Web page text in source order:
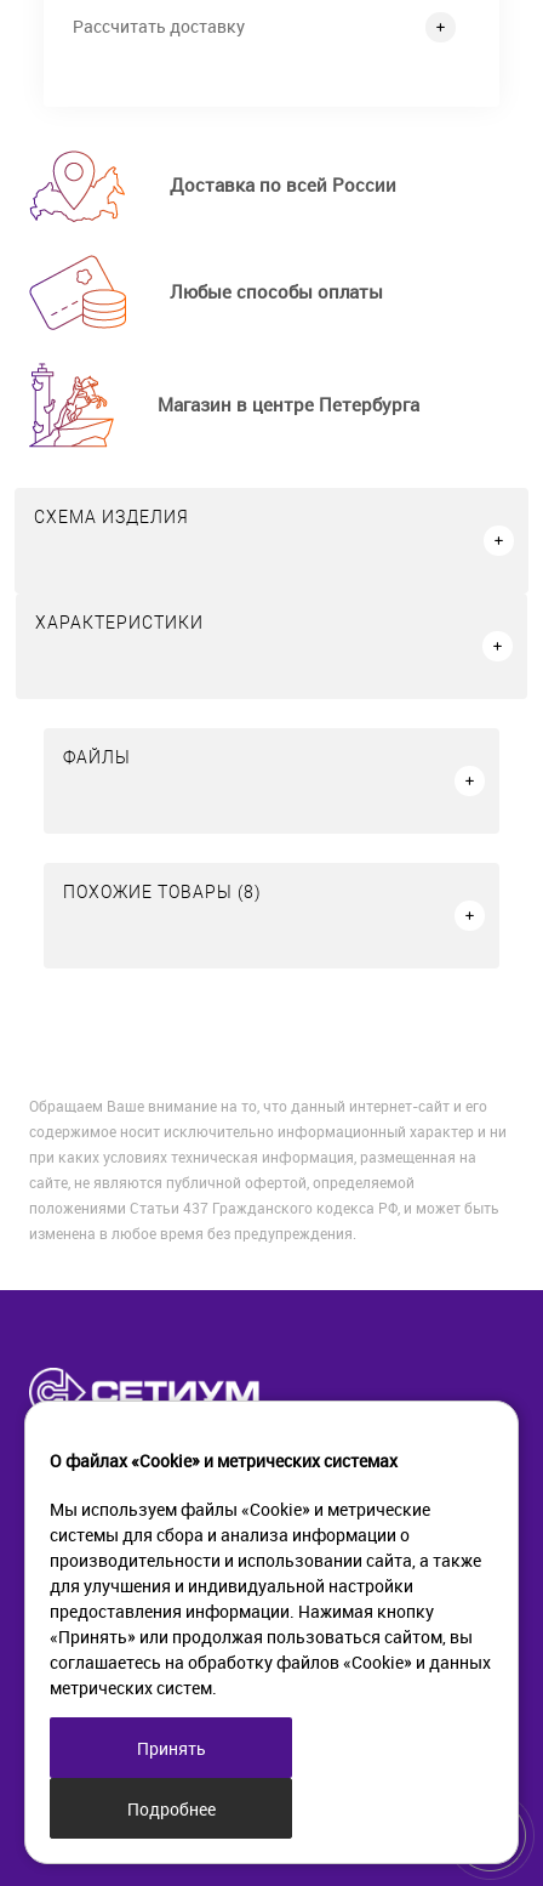
Рассчитать доставку
Доставка по всей России
Любые способы оплаты
Магазин в центре Петербурга
СХЕМА ИЗДЕЛИЯ
ХАРАКТЕРИСТИКИ
ФАЙЛЫ
ПОХОЖИЕ ТОВАРЫ (8)
Обращаем Ваше внимание на то, что данный интернет-сайт и его
содержимое носит исключительно информационный характер и ни
при каких условиях техническая информация, размещенная на
сайте, не являются публичной офертой, определяемой
положениями Статьи 437 Гражданского кодекса РФ, и может быть
изменена в любое время без предупреждения.
КОМПАНИЯ
О компании
Новости
Контакты
ПОМОЩЬ
Как купить
Доставка
Возврат
ИНФОРМАЦИЯ
Политика в отношении
обработки персональных
web@setium.ru
Малый пр. П.С., д 84-86
О файлах «Cookie» и метрических системах
Мы используем файлы «Cookie» и метрические
системы для сбора и анализа информации о
производительности и использовании сайта, а также
для улучшения и индивидуальной настройки
предоставления информации. Нажимая кнопку
«Принять» или продолжая пользоваться сайтом, вы
соглашаетесь на обработку файлов «Cookie» и данных
метрических систем.
Принять
Подробнее